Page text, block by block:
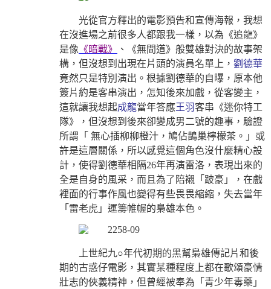
光從官方釋出的電影預告和宣傳海報，我想
在沒進場之前很多人都跟我一樣，以為《追龍》
是像 《暗戰》
、《無間道》般雙雄對決的故事架
構，但沒想到出現在片頭的演員名單上， 劉德華
竟然只是特別演出。根據劉德華的自曝，原本他
簽片約是客串演出，怎知後來加戲，從客變主，
這就讓我想起成龍當年答應王羽客串《迷你特工
隊》，但沒想到後來卻變成男二號的趣事，驗證
所謂「 無心插柳柳橙汁，鳩佔鵲巢檸檬茶。」或
許是這層關係，所以感覺這個角色沒什麼精心設
計，使得劉德華相隔26年再演雷洛，表現出來的
全是自身的風采，而且為了陪襯「跛豪」，在戲
裡面的行事作風也變得有些畏畏縮縮，失去當年
「雷老虎」運籌帷幄的梟雄本色。
上世紀九○年代初期的黑幫梟雄傳記片和後
期的古惑仔電影，其實某種程度上都在歌頌豪情
壯志的俠義精神，但曾經被奉為「青少年毒藥」